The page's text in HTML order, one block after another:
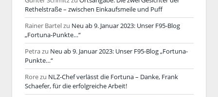
Rethelstraße – zwischen Einkaufsmeile und Puff
Rainer Bartelzu Neu ab 9. Januar 2023: Unser F95-Blog
„Fortuna-Punkte…“
Petrazu Neu ab 9. Januar 2023: Unser F95-Blog „Fortuna-
Punkte…“
Rorezu NLZ-Chef verlässt die Fortuna – Danke, Frank
Schaefer, für die erfolgreiche Arbeit!